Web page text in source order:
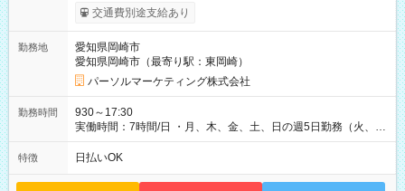
り） 【試用期間】試用期間なし
交通費別途支給あり
勤務地
愛知県岡崎市
愛知県岡崎市（最寄り駅：東岡崎）
パーソルマーケティング株式会社
勤務時間
930～17:30
実働時間：7時間/日 ・月、木、金、土、日の週5日勤務（火、水
は固定休です／夏季、年末年始等、長期休暇有り！） ・ワンシ
フト！ 残業ほぼナシ（0～5h/月）
特徴 日払いOK